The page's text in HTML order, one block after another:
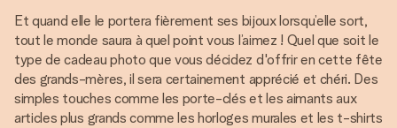
Et quand elle le portera fièrement ses bijoux lorsqu’elle sort,
tout le monde saura à quel point vous l’aimez ! Quel que soit le
type de cadeau photo que vous décidez d'offrir en cette fête
des grands-mères, il sera certainement apprécié et chéri. Des
simples touches comme les porte-clés et les aimants aux
articles plus grands comme les horloges murales et les t-shirts